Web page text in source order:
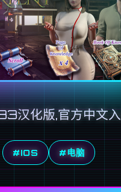
汉化版,官方中文
#IOS #电脑